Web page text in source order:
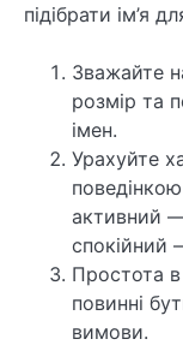
підібрати ім’я
Зважайте
розмір та
імен.
Урахуйте
активний —
спокійний
Простота в
повинні
вимови.